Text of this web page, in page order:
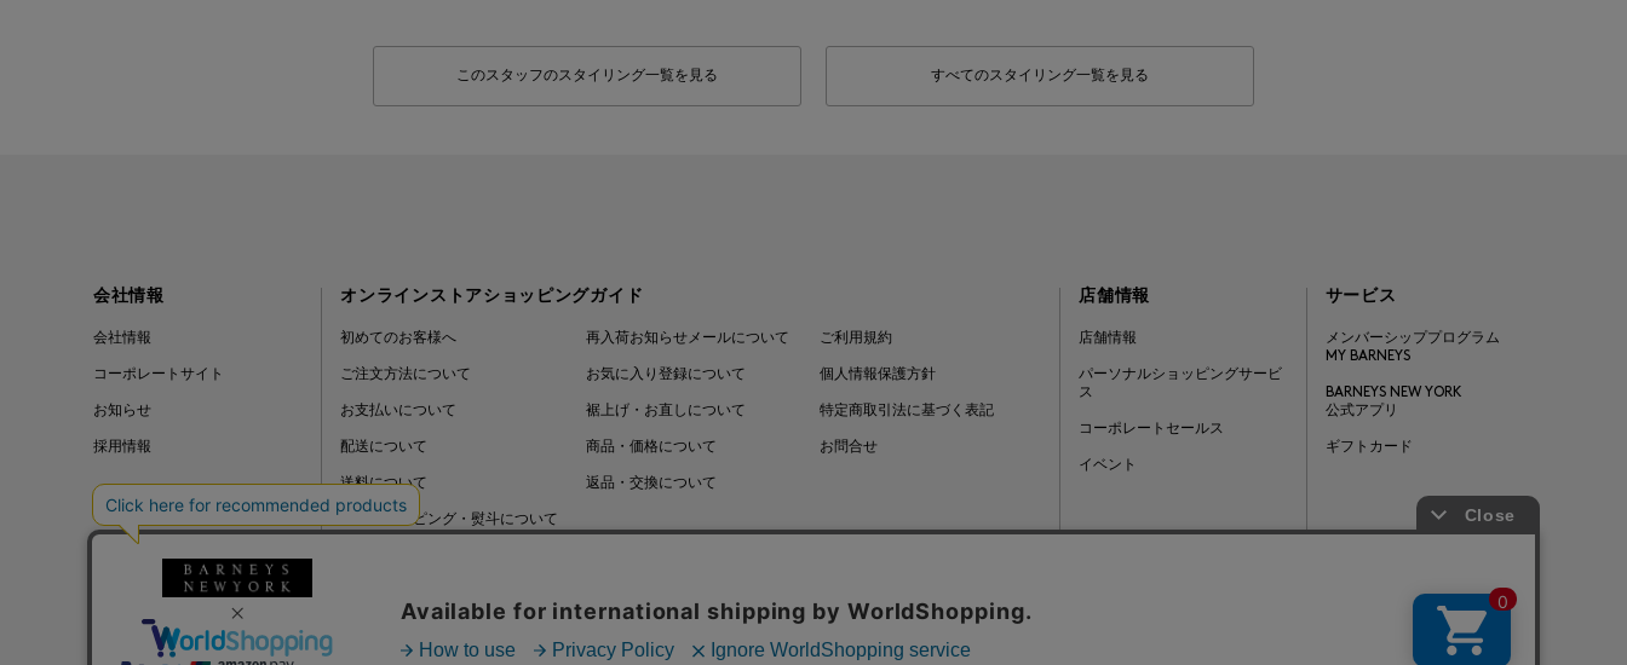
このスタッフのスタイリング一覧を見る すべてのスタイリング一覧を見る
会社情報
会社情報
コーポレートサイト
お知らせ
採用情報
オンラインストアショッピングガイド
初めてのお客様へ
ご注文方法について
お支払いについて
配送について
送料について
ギフトラッピング・熨斗について
再入荷お知らせメールについて
お気に入り登録について
裾上げ・お直しについて
商品・価格について
返品・交換について
ご利用規約
個人情報保護方針
特定商取引法に基づく表記
お問合せ
店舗情報
店舗情報
パーソナルショッピングサービ
ス
コーポレートセールス
イベント
サービス
メンバーシッププログラム
MY BARNEYS
BARNEYS NEW YORK
公式アプリ
ギフトカード